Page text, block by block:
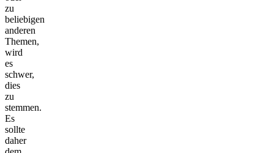
zu
beliebigen
anderen
Themen,
wird
es
schwer,
dies
zu
stemmen.
Es
sollte
daher